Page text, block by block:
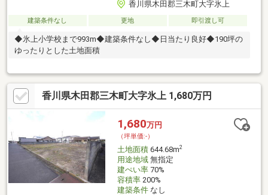
香川県木田郡三木町大字氷上
建築条件なし 更地 即引渡し可
◆氷上小学校まで993m◆建築条件なし◆日当たり良好◆190坪の
ゆったりとした土地面積
香川県木田郡三木町大字氷上 1,680万円
1,680万円
（坪単価:-）
土地面積644.68m2
用途地域無指定
建ぺい率70%
容積率200%
建築条件なし